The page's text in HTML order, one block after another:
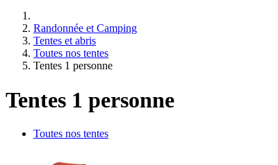
Randonnée et Camping
Tentes et abris
Toutes nos tentes
Tentes 1 personne
Tentes 1 personne
Toutes nos tentes